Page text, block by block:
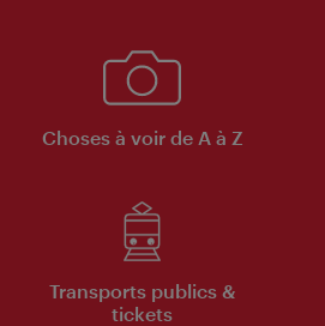
Choses à voir de A à Z
Transports publics &
tickets